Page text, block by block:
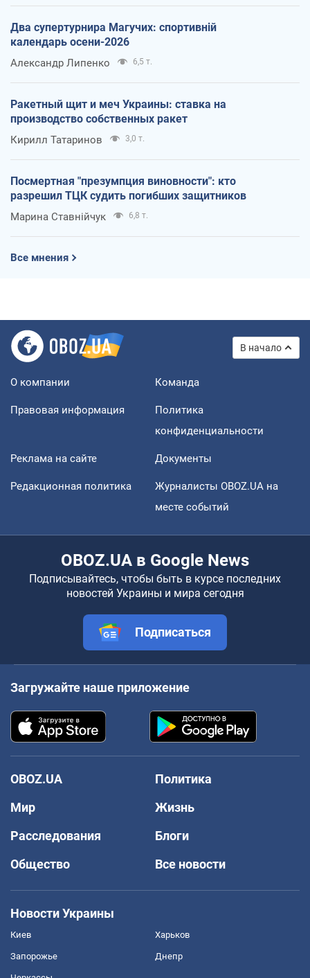
Два супертурнира Магучих: спортивній
календарь осени-2026
Александр Липенко 6,5 т.
Ракетный щит и меч Украины: ставка на
производство собственных ракет
Кирилл Татаринов 3,0 т.
Посмертная "презумпция виновности": кто
разрешил ТЦК судить погибших защитников
Марина Ставнійчук 6,8 т.
Все мнения
В начало
О компании Команда
Правовая информация
Политика
конфиденциальности
Реклама на сайте Документы
Редакционная политика
Журналисты OBOZ.UA на
месте событий
OBOZ.UA в Google News
Подписывайтесь, чтобы быть в курсе последних
новостей Украины и мира сегодня
Подписаться
Загружайте наше приложение
OBOZ.UA
Политика
Мир
Жизнь
Расследования
Блоги
Общество
Все новости
Новости Украины
Киев Харьков
Запорожье Днепр